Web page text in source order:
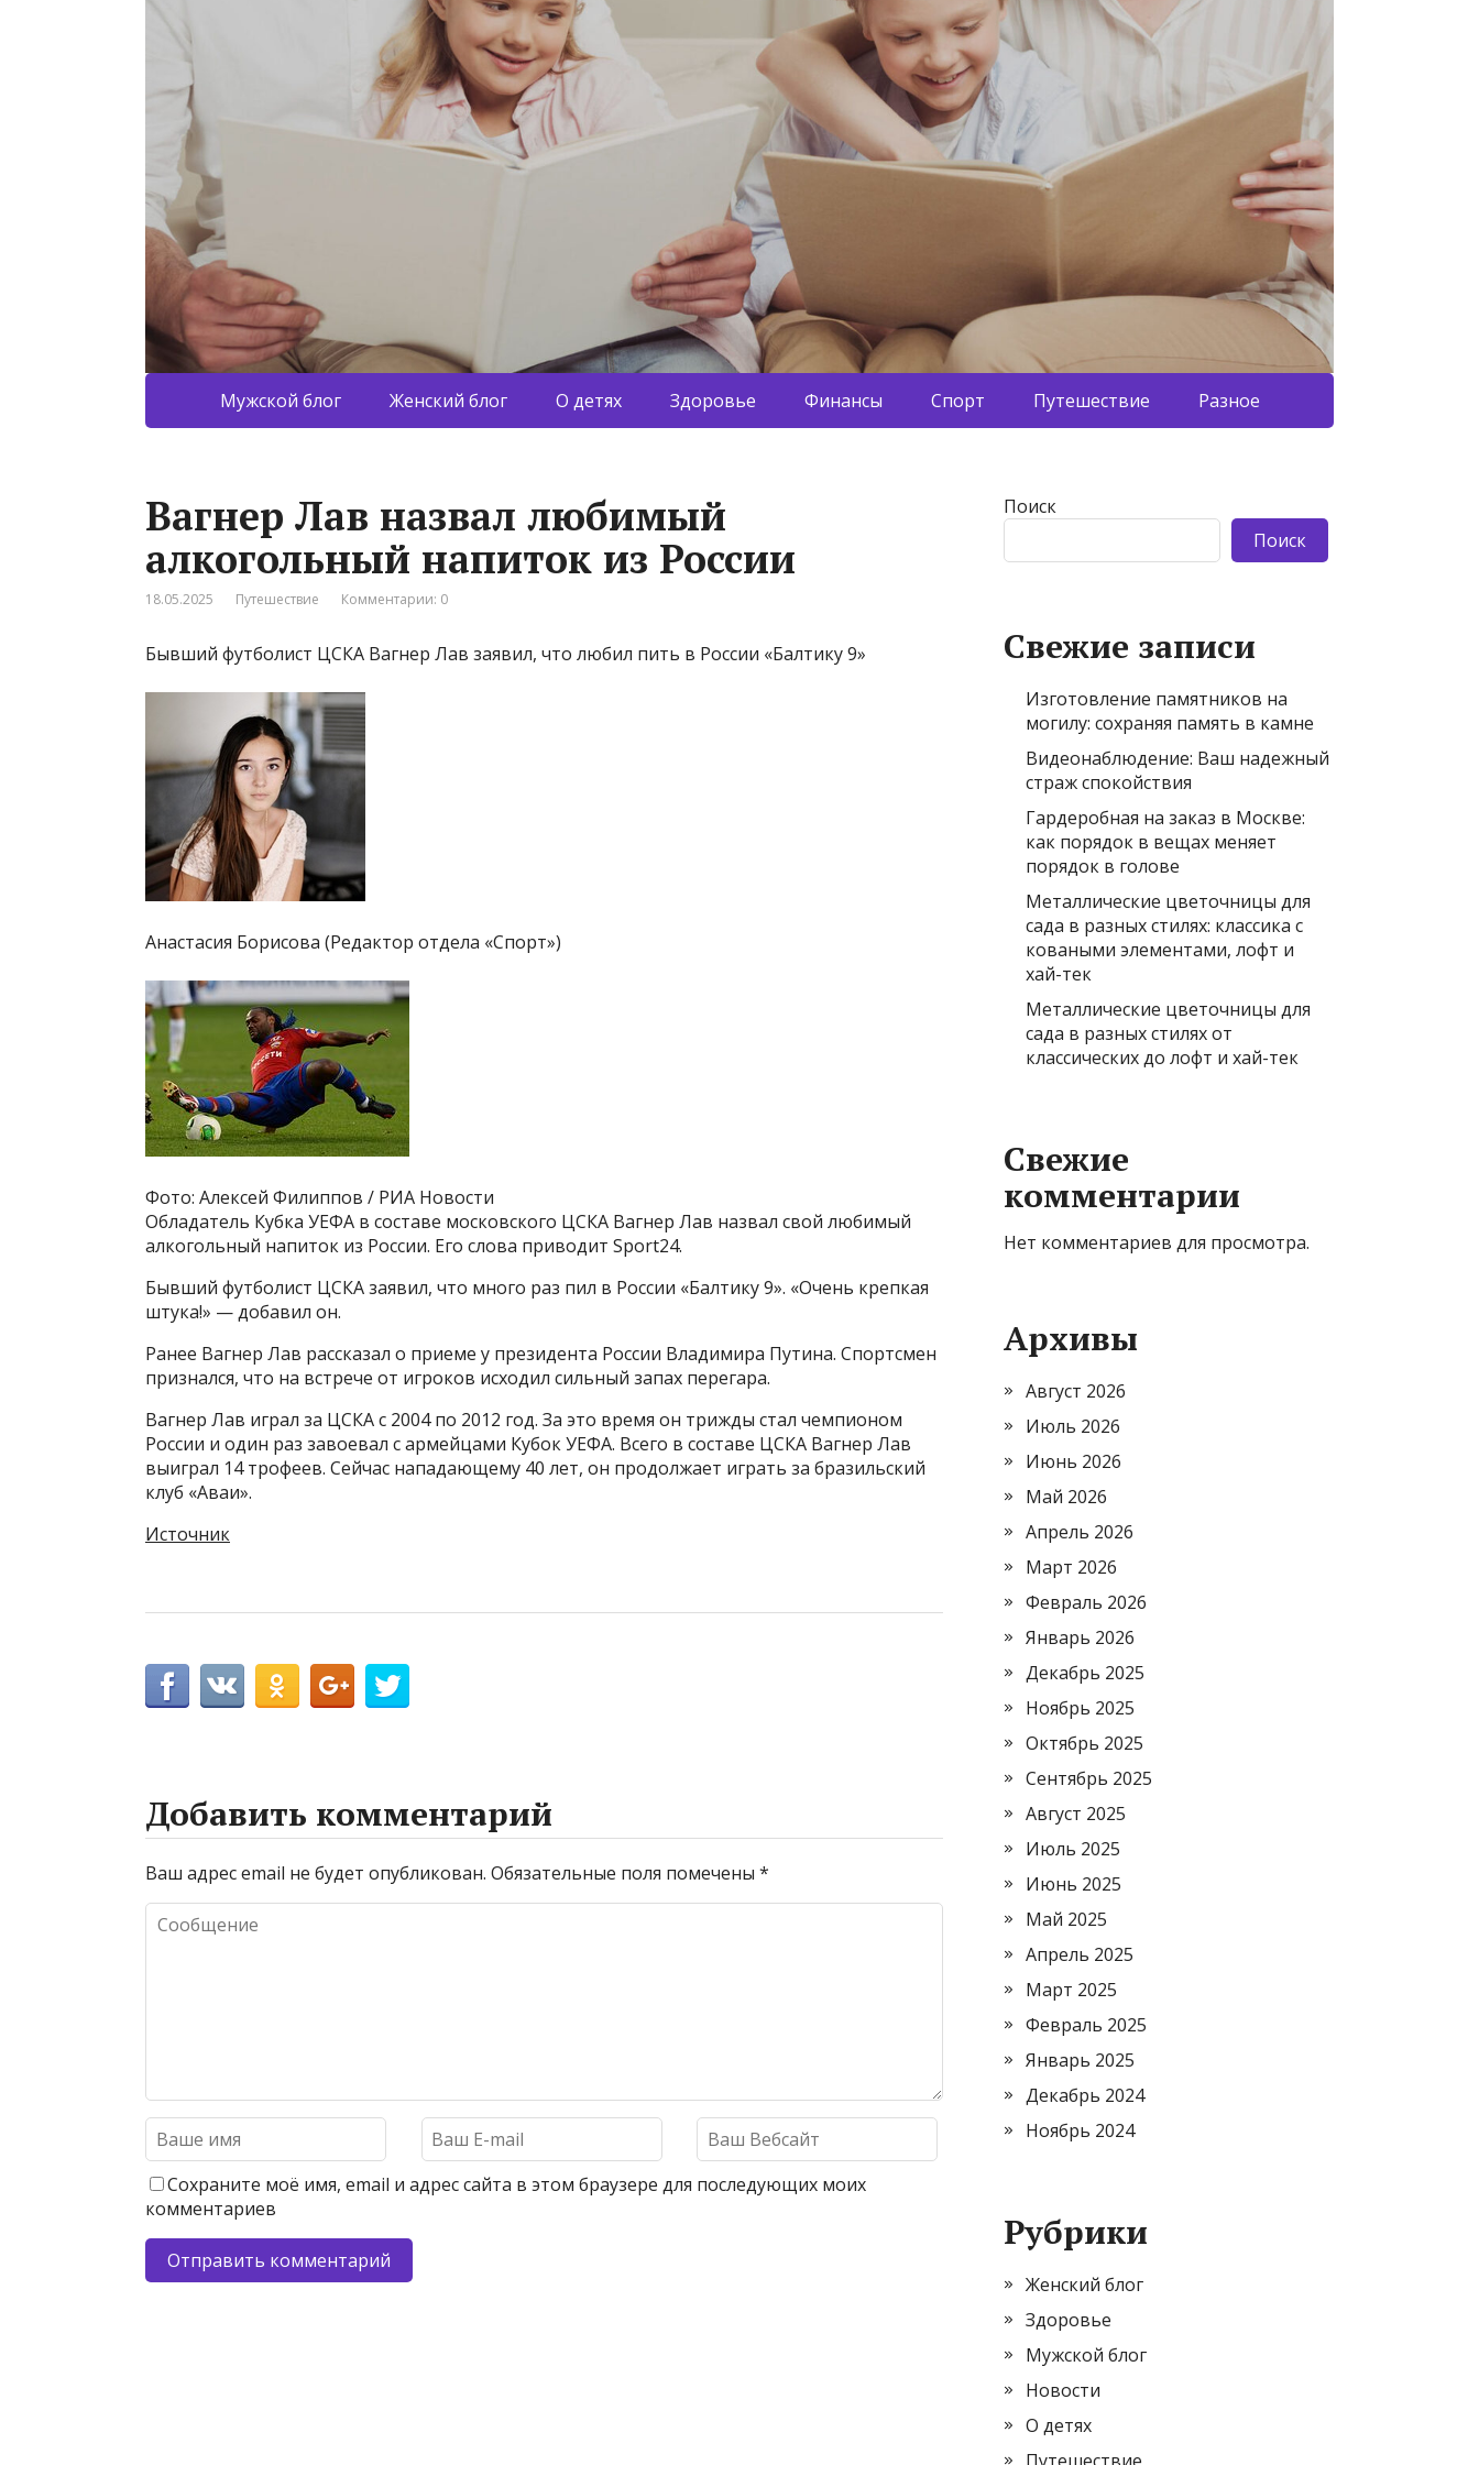
Мужской блог Женский блог О детях Здоровье Финансы Спорт Путешествие Разное
Вагнер Лав назвал любимый
алкогольный напиток из России
18.05.2025 Путешествие Комментарии: 0
Бывший футболист ЦСКА Вагнер Лав заявил, что любил пить в России «Балтику 9»
Анастасия Борисова (Редактор отдела «Спорт»)
Фото: Алексей Филиппов / РИА Новости
Обладатель Кубка УЕФА в составе московского ЦСКА Вагнер Лав назвал свой любимый
алкогольный напиток из России. Его слова приводит Sport24.
Бывший футболист ЦСКА заявил, что много раз пил в России «Балтику 9». «Очень крепкая
штука!» — добавил он.
Ранее Вагнер Лав рассказал о приеме у президента России Владимира Путина. Спортсмен
признался, что на встрече от игроков исходил сильный запах перегара.
Вагнер Лав играл за ЦСКА с 2004 по 2012 год. За это время он трижды стал чемпионом
России и один раз завоевал с армейцами Кубок УЕФА. Всего в составе ЦСКА Вагнер Лав
выиграл 14 трофеев. Сейчас нападающему 40 лет, он продолжает играть за бразильский
клуб «Аваи».
Источник
Добавить комментарий
Ваш адрес email не будет опубликован. Обязательные поля помечены *
Сохраните моё имя, email и адрес сайта в этом браузере для последующих моих
комментариев
Поиск
Поиск
Свежие записи
Изготовление памятников на
могилу: сохраняя память в камне
Видеонаблюдение: Ваш надежный
страж спокойствия
Гардеробная на заказ в Москве:
как порядок в вещах меняет
порядок в голове
Металлические цветочницы для
сада в разных стилях: классика с
коваными элементами, лофт и
хай-тек
Металлические цветочницы для
сада в разных стилях от
классических до лофт и хай-тек
Свежие
комментарии
Нет комментариев для просмотра.
Архивы
Август 2026
Июль 2026
Июнь 2026
Май 2026
Апрель 2026
Март 2026
Февраль 2026
Январь 2026
Декабрь 2025
Ноябрь 2025
Октябрь 2025
Сентябрь 2025
Август 2025
Июль 2025
Июнь 2025
Май 2025
Апрель 2025
Март 2025
Февраль 2025
Январь 2025
Декабрь 2024
Ноябрь 2024
Рубрики
Женский блог
Здоровье
Мужской блог
Новости
О детях
Путешествие